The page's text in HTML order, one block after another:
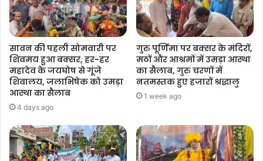
सावन की पहली सोमवारी पर
शिवमय हुआ बक्सर, हर-हर
महादेव के जयघोष से गूंजे
शिवालय, जलाभिषेक को उमड़ा
आस्था का सैलाब
4 days ago
गुरु पूर्णिमा पर बक्सर के मंदिरों,
मठों और आश्रमों में उमड़ा आस्था
का सैलाब, गुरु चरणों में
नतमस्तक हुए हजारों श्रद्धालु
1 week ago